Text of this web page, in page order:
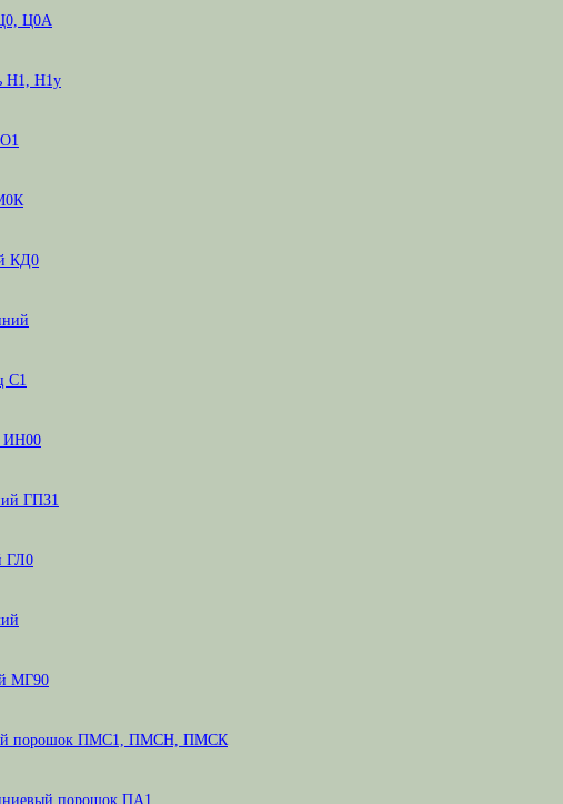
Ц0А
Н1, Н1у
КД0
С1
ИН00
ГПЗ1
ГЛ0
МГ90
порошок ПМС1, ПМСН, ПМСК
порошок ПА1